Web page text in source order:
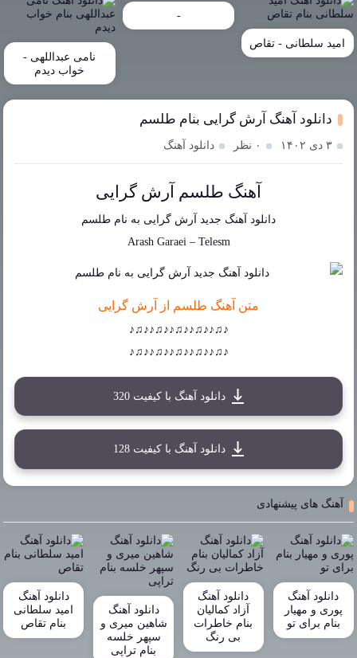
امید سلطانی - تقاص
-
نامی عبداللهی -
خواب دیدم
دانلود آهنگ آرش گرایی بنام طلسم
۳ دی ۱۴۰۲ ۰ نظر دانلود آهنگ
آهنگ طلسم آرش گرایی
دانلود آهنگ جدید آرش گرایی به نام طلسم
Arash Garaei – Telesm
متن آهنگ طلسم از آرش گرایی
♪♫♪♪♫♪♪♫♪♪♫♪♪♫♪
♪♫♪♪♫♪♪♫♪♪♫♪♪♫♪
دانلود آهنگ با کیفیت 320
دانلود آهنگ با کیفیت 128
آهنگ های پیشنهادی
دانلود آهنگ
پوری و مهیار
بنام برای تو
دانلود آهنگ
آزاد کمالیان
بنام خاطرات
بی رنگ
دانلود آهنگ
شاهین میری و
سپهر خلسه
بنام تراپی
دانلود آهنگ
امید سلطانی
بنام تقاص